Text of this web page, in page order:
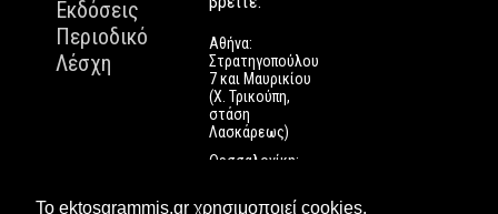
Το ektosgrammis.gr χρησιμοποιεί cookies.
Εκδόσεις
Περιοδικό
Λέσχη
Αθήνα:
Στρατηγοπούλου
7 και Μαυρικίου
(Χ. Τρικούπη,
στάση
Λασκάρεως)
Θεσσαλονίκη:
Πάτρα: Τριών